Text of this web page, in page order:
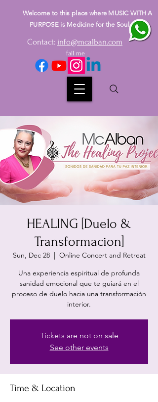
Welcome to this place where MUSIC WITH A
PURPOSE is Medicine for the Soul
Contact: info@mcalban.com
fall me
HEALING [Duelo &
Transformacion]
Sun, Dec 28
  |
Online Concert and Retreat
Una experiencia espiritual de profunda
sanidad emocional que te guiará en el
proceso de duelo hacia una transformación
interior.
Tickets are not on sale
See other events
Time & Location